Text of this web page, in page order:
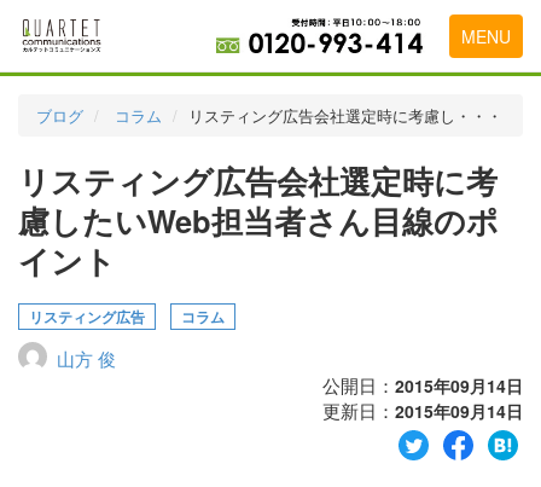
MENU
実績・お客様の声
初めて導入をお考えの方
広告代理店・HP制作会社様へ
ブログ コラム リスティング広告会社選定時に考慮し・・・
リスティング広告会社選定時に考
慮したいWeb担当者さん目線のポ
イント
リスティング広告 コラム
山方 俊
公開日： 2015年09月14日
更新日： 2015年09月14日